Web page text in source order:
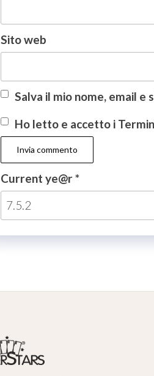
Sito web
Salva il mio nome, email
Ho letto e accetto i
Current ye@r*